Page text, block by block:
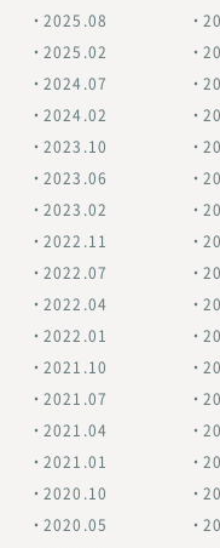
2025.08
2025.02
2024.07
2024.02
2023.10
2023.06
2023.02
2022.11
2022.07
2022.04
2022.01
2021.10
2021.07
2021.04
2021.01
2020.10
2020.05